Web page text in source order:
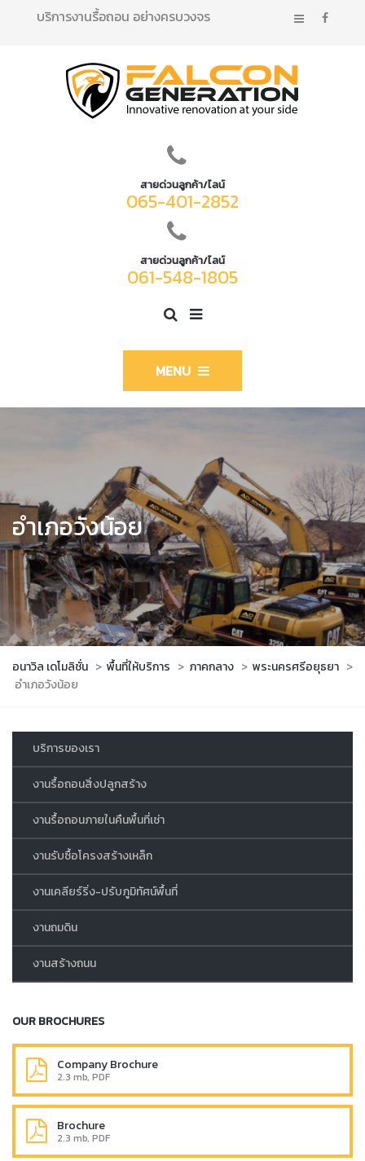
บริการงานรื้อถอน อย่างครบวงจร
สายด่วนลูกค้า/ไลน์
065-401-2852
สายด่วนลูกค้า/ไลน์
061-548-1805
MENU
อำเภอวังน้อย
อนาวิล เดโมลิชั่น > พื้นที่ให้บริการ > ภาคกลาง > พระนครศรีอยุธยา >
อำเภอวังน้อย
บริการของเรา
งานรื้อถอนสิ่งปลูกสร้าง
งานรื้อถอนภายในคืนพื้นที่เช่า
งานรับซื้อโครงสร้างเหล็ก
งานเคลียร์ริ่ง-ปรับภูมิทัศน์พื้นที่
งานถมดิน
งานสร้างถนน
OUR BROCHURES
Company Brochure
2.3 mb, PDF
Brochure
2.3 mb, PDF